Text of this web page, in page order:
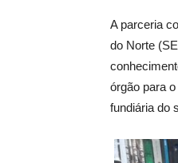
A parceria
do Norte
órgão para
fundiária do